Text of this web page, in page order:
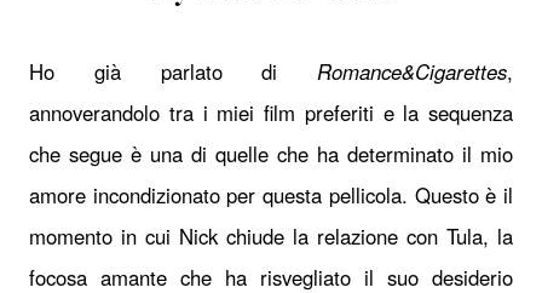
Ho già parlato di Romance&Cigarettes,
annoverandolo tra i miei film preferiti e la sequenza
che segue è una di quelle che ha determinato il mio
amore incondizionato per questa pellicola. Questo è il
momento in cui Nick chiude la relazione con Tula, la
focosa amante che ha risvegliato il suo desiderio